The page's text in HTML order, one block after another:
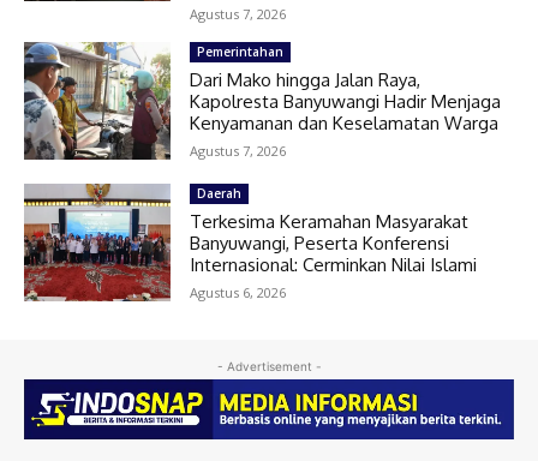
Agustus 7, 2026
Pemerintahan
Dari Mako hingga Jalan Raya,
Kapolresta Banyuwangi Hadir Menjaga
Kenyamanan dan Keselamatan Warga
Agustus 7, 2026
Daerah
Terkesima Keramahan Masyarakat
Banyuwangi, Peserta Konferensi
Internasional: Cerminkan Nilai Islami
Agustus 6, 2026
- Advertisement -